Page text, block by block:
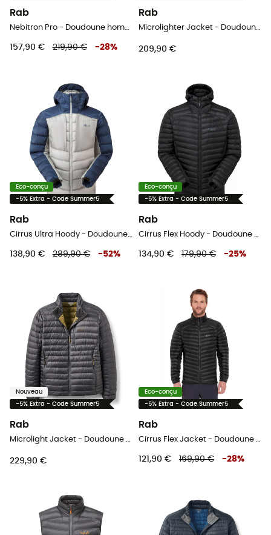
Rab
Nebitron Pro - Doudoune homme
157,90 € 219,90 € -28%
Rab
Microlighter Jacket - Doudoune homme
209,90 €
Eco-conçu
-5% Extra - Code Summer5
Rab
Cirrus Ultra Hoody - Doudoune homme
138,90 € 289,90 € -52%
Eco-conçu
-5% Extra - Code Summer5
Rab
Cirrus Flex Hoody - Doudoune homme
134,90 € 179,90 € -25%
Nouveau
-5% Extra - Code Summer5
Rab
Microlight Jacket - Doudoune homme
229,90 €
Eco-conçu
-5% Extra - Code Summer5
Rab
Cirrus Flex Jacket - Doudoune homme
121,90 € 169,90 € -28%